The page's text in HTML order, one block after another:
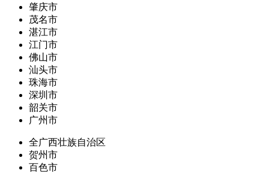
肇庆市
茂名市
湛江市
江门市
佛山市
汕头市
珠海市
深圳市
韶关市
广州市
全广西壮族自治区
贺州市
百色市